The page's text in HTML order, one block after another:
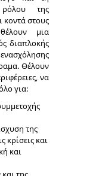
της
κοντά στους
μια
διαπλοκής
Θέλουν
να
για:
της
κρίσεις και
και